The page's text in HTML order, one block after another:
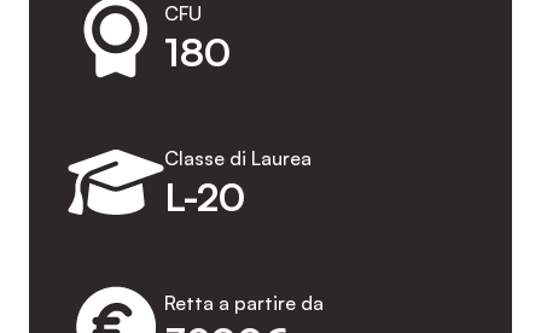
180
CFU
L-20
Classe di Laurea
Retta a partire da